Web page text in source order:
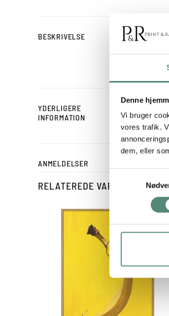
Denne
Vi bruger
vores trafik.
dem, eller
BESKRIVELSE
Vine
YDERLIGERE
INFORMATION
ANMELDELSER
RELATEREDE VARER